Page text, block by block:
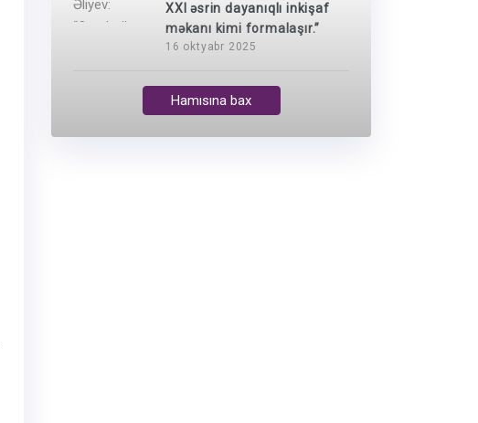
XXI əsrin dayanıqlı inkişaf
məkanı kimi formalaşır.”
16 oktyabr 2025
Hamısına bax